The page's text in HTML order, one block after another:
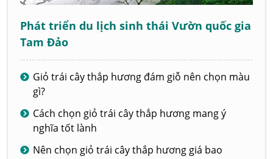
Phát triển du lịch sinh thái Vườn quốc gia
Tam Đảo
Giỏ trái cây thắp hương đám giỗ nên chọn màu
gì?
Cách chọn giỏ trái cây thắp hương mang ý
nghĩa tốt lành
Nên chọn giỏ trái cây thắp hương giá bao